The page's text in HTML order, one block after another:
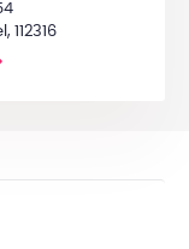
112316